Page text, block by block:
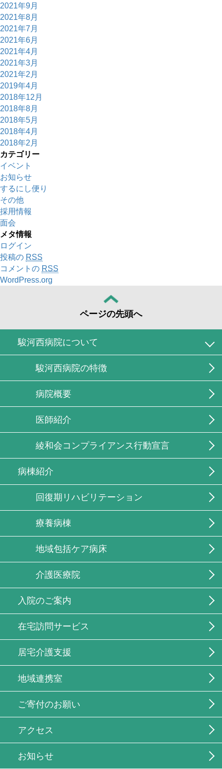
2021年9月
2021年8月
2021年7月
2021年6月
2021年4月
2021年3月
2021年2月
2019年4月
2018年12月
2018年8月
2018年5月
2018年4月
2018年2月
カテゴリー
イベント
お知らせ
するにし便り
その他
採用情報
面会
メタ情報
ログイン
投稿の RSS
コメントの RSS
WordPress.org
ページの先頭へ
駿河西病院について
駿河西病院の特徴
病院概要
医師紹介
綾和会コンプライアンス行動宣言
病棟紹介
回復期リハビリテーション
療養病棟
地域包括ケア病床
介護医療院
入院のご案内
在宅訪問サービス
居宅介護支援
地域連携室
ご寄付のお願い
アクセス
お知らせ